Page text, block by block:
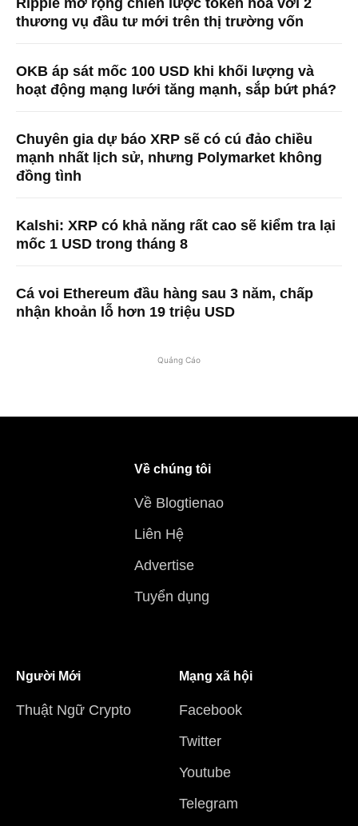
Ripple mở rộng chiến lược token hóa với 2
thương vụ đầu tư mới trên thị trường vốn
OKB áp sát mốc 100 USD khi khối lượng và
hoạt động mạng lưới tăng mạnh, sắp bứt phá?
Chuyên gia dự báo XRP sẽ có cú đảo chiều
mạnh nhất lịch sử, nhưng Polymarket không
đồng tình
Kalshi: XRP có khả năng rất cao sẽ kiểm tra lại
mốc 1 USD trong tháng 8
Cá voi Ethereum đầu hàng sau 3 năm, chấp
nhận khoản lỗ hơn 19 triệu USD
Quảng Cáo
Về chúng tôi
Về Blogtienao
Liên Hệ
Advertise
Tuyển dụng
Người Mới
Thuật Ngữ Crypto
Mạng xã hội
Facebook
Twitter
Youtube
Telegram